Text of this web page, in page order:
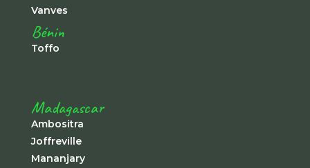
Vanves
Bénin
Toffo
Madagascar
Ambositra
Joffreville
Mananjary